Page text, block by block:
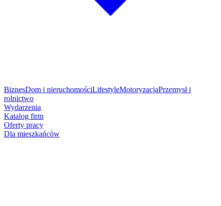
BiznesDom i nieruchomościLifestyleMotoryzacjaPrzemysł i
rolnictwo
Wydarzenia
Katalog firm
Oferty pracy
Dla mieszkańców